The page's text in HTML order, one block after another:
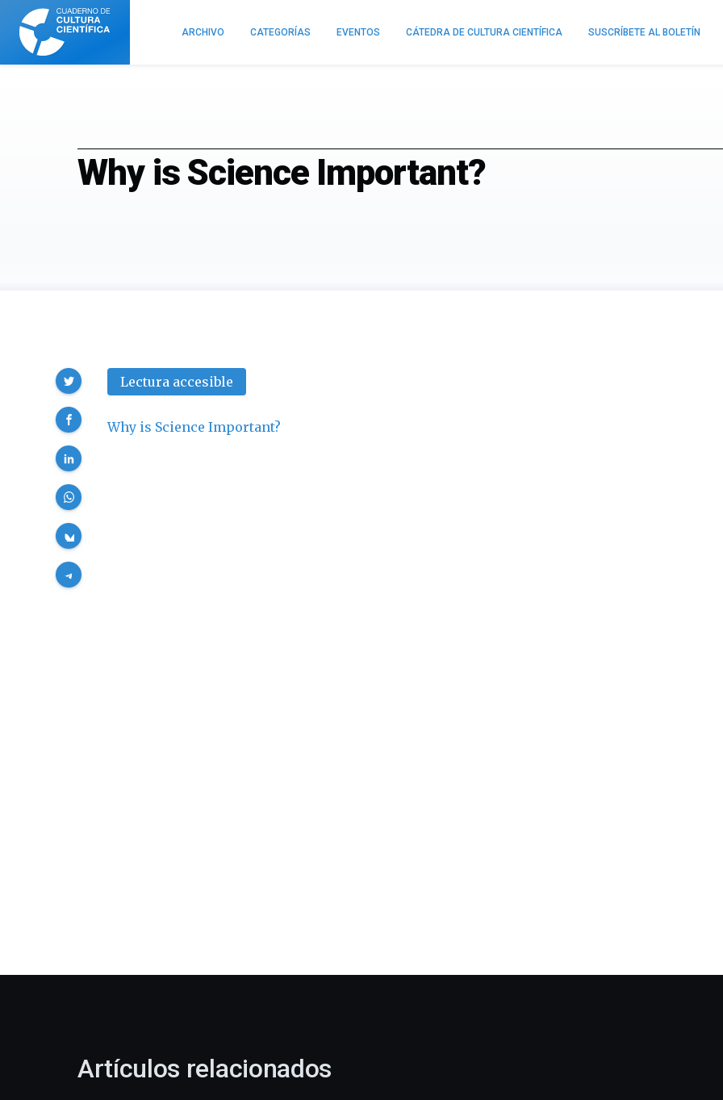
Cuaderno
Cultura
Científica
ARCHIVO CATEGORÍAS EVENTOS CÁTEDRA DE CULTURA CIENTÍFICA SUSCRÍBETE AL BOLETÍN
Why is Science Important?
Lectura accesible
Why is Science Important?
Compartir
Artículos relacionados